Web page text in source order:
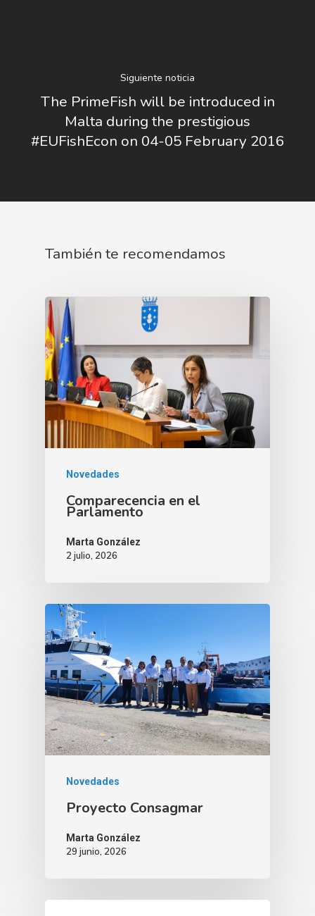
Siguiente noticia
The PrimeFish will be introduced in
Malta during the prestigious
#EUFishEcon on 04-05 February 2016
También te recomendamos
Novedades
Comparecencia en el
Parlamento
Marta González
2 julio, 2026
Novedades
Proyecto Consagmar
Marta González
29 junio, 2026